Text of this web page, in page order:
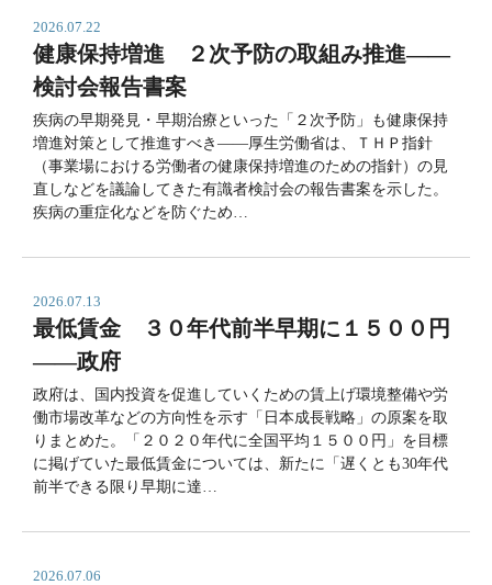
2026.07.22
健康保持増進 ２次予防の取組み推進――
検討会報告書案
疾病の早期発見・早期治療といった「２次予防」も健康保持
増進対策として推進すべき――厚生労働省は、ＴＨＰ指針
（事業場における労働者の健康保持増進のための指針）の見
直しなどを議論してきた有識者検討会の報告書案を示した。
疾病の重症化などを防ぐため…
2026.07.13
最低賃金 ３０年代前半早期に１５００円
――政府
政府は、国内投資を促進していくための賃上げ環境整備や労
働市場改革などの方向性を示す「日本成長戦略」の原案を取
りまとめた。「２０２０年代に全国平均１５００円」を目標
に掲げていた最低賃金については、新たに「遅くとも30年代
前半できる限り早期に達…
2026.07.06